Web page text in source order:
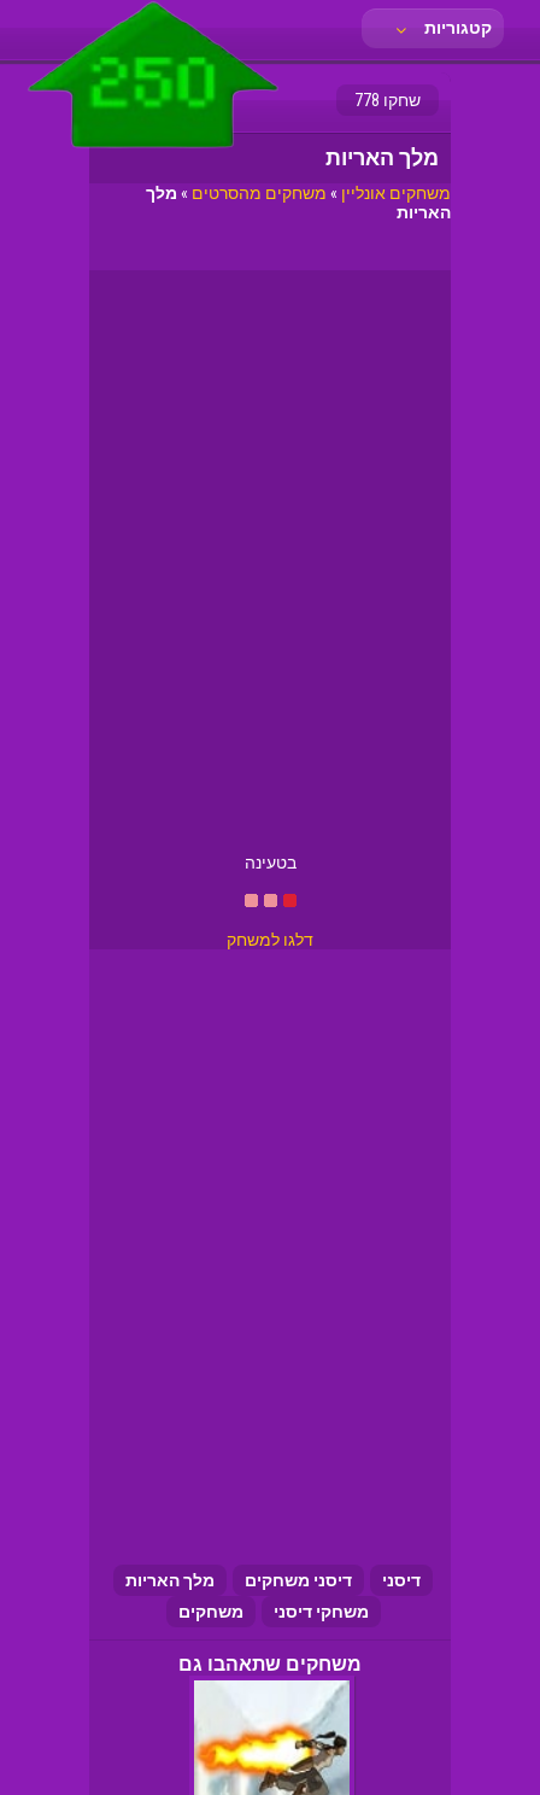
קטגוריות
שחקו 778
מלך האריות
משחקים אונליין » משחקים מהסרטים » מלך
האריות
בטעינה
דלגו למשחק
דיסני דיסני משחקים
מלך האריות
משחקי דיסני
משחקים
משחקים שתאהבו גם